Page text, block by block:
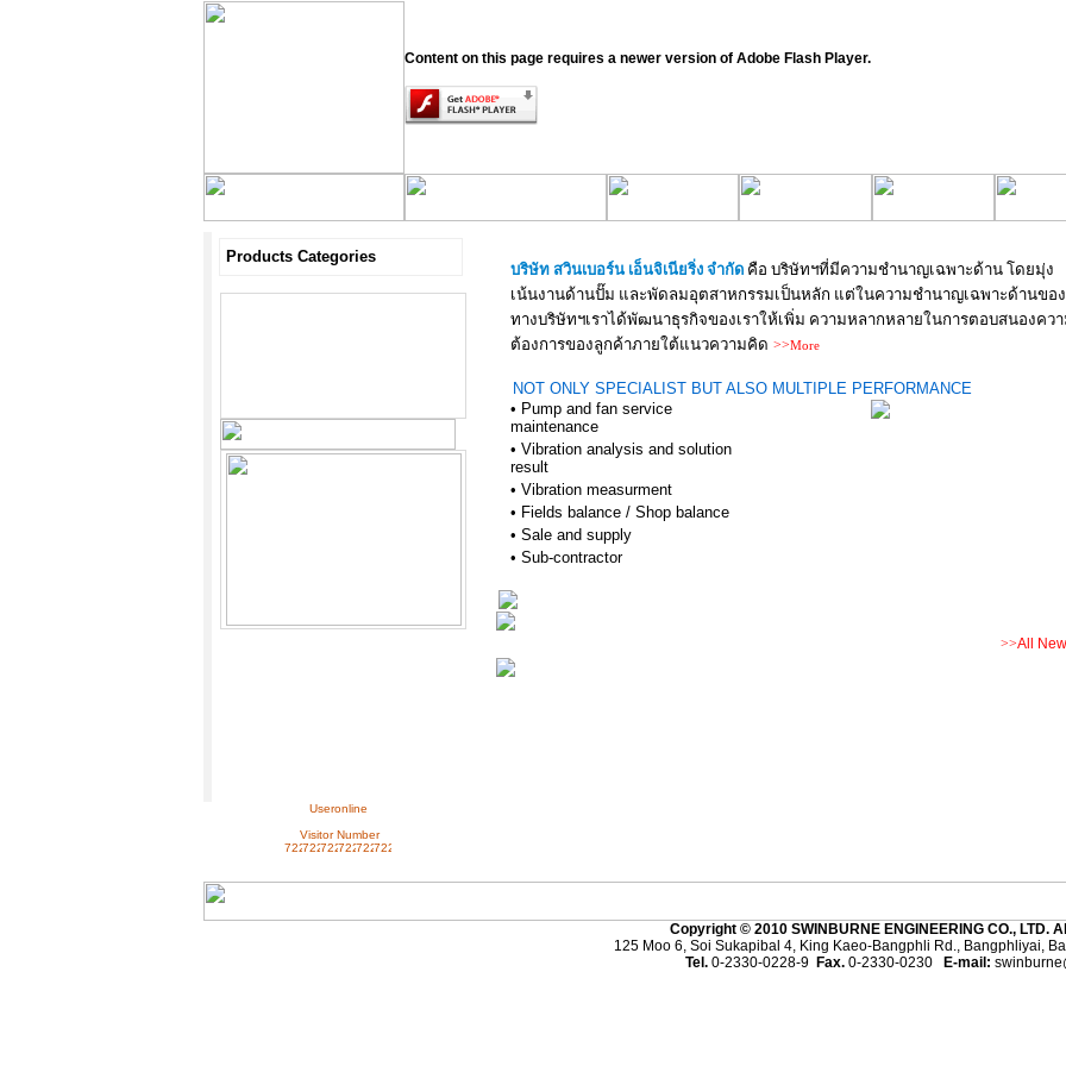
Content on this page requires a newer version of Adobe Flash Player.
Products Categories
บริษัท สวินเบอร์น เอ็นจิเนียริ่ง จำกัด คือ บริษัทฯที่มีความชำนาญเฉพาะด้าน โดยมุ่ง
เน้นงานด้านปั๊ม และพัดลมอุตสาหกรรมเป็นหลัก แต่ในความชำนาญเฉพาะด้านของ
ทางบริษัทฯเราได้พัฒนาธุรกิจของเราให้เพิ่ม ความหลากหลายในการตอบสนองคว
ต้องการของลูกค้าภายใต้แนวความคิด >>More
NOT ONLY SPECIALIST BUT ALSO MULTIPLE PERFORMANCE
• Pump and fan service
maintenance
• Vibration analysis and solution
result
• Vibration measurment
• Fields balance / Shop balance
• Sale and supply
• Sub-contractor
>>All
Useronline
Visitor Number
Copyright © 2010 SWINBURNE ENGINEERING CO., LTD.
125 Moo 6, Soi Sukapibal 4, King Kaeo-Bangphli Rd., Bangphliyai,
Tel. 0-2330-0228-9 Fax. 0-2330-0230 E-mail: